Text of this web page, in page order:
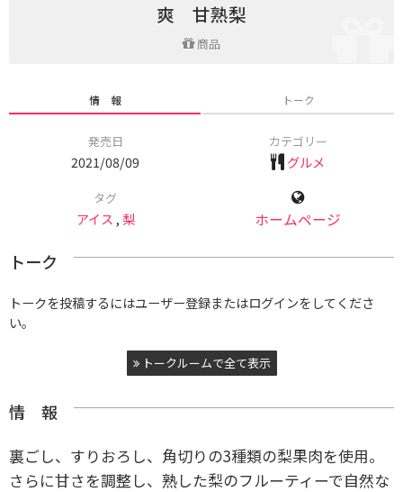
爽 甘熟梨
商品
情 報 トーク
発売日
2021/08/09
カテゴリー
グルメ
タグ
アイス , 梨 ホームページ
トーク
トークを投稿するにはユーザー登録またはログインをしてくださ
い。
トークルームで全て表示
情 報
裏ごし、すりおろし、角切りの3種類の梨果肉を使用。
さらに甘さを調整し、熟した梨のフルーティーで自然な